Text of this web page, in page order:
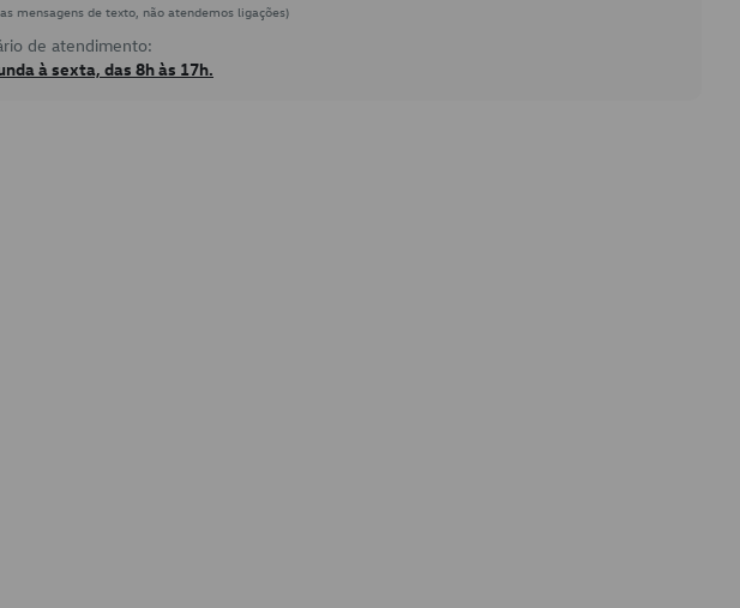
mensagens de texto, não atendemos ligações)
de atendimento:
à sexta, das 8h às 17h.